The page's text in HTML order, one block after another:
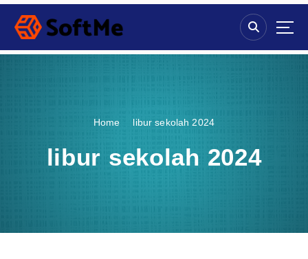
S
p
Home libur sekolah 2024
libur sekolah 2024